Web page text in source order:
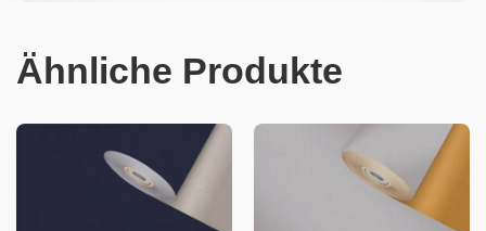
Ähnliche Produkte